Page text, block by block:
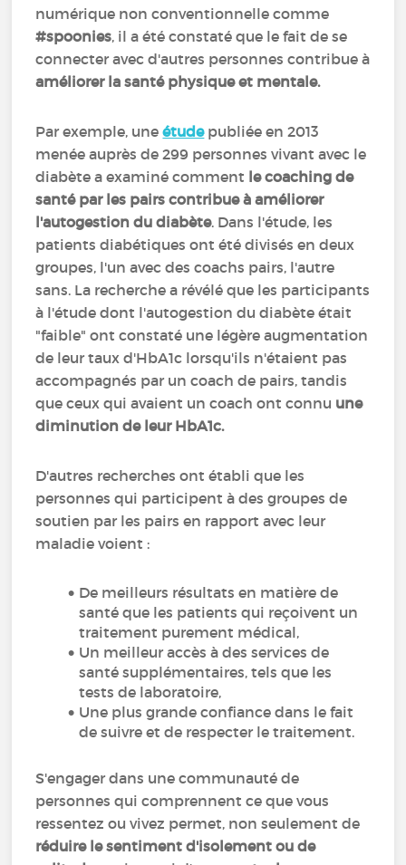
numérique non conventionnelle comme
#spoonies, il a été constaté que le fait de se
connecter avec d'autres personnes contribue à
améliorer la santé physique et mentale.
Par exemple, uneétudepubliée en 2013
menée auprès de 299 personnes vivant avec le
diabète a examiné comment le coaching de
santé par les pairs contribue à améliorer
l'autogestion du diabète. Dans l'étude, les
patients diabétiques ont été divisés en deux
groupes, l'un avec des coachs pairs, l'autre
sans. La recherche a révélé que les participants
à l'étude dont l'autogestion du diabète était
"faible" ont constaté une légère augmentation
de leur taux d'HbA1c lorsqu'ils n'étaient pas
accompagnés par un coach de pairs, tandis
que ceux qui avaient un coach ont connu une
diminution de leur HbA1c.
D'autres recherches ont établi que les
personnes qui participent à des groupes de
soutien par les pairs en rapport avec leur
maladie voient :
De meilleurs résultats en matière de
santé que les patients qui reçoivent un
traitement purement médical,
Un meilleur accès à des services de
santé supplémentaires, tels que les
tests de laboratoire,
Une plus grande confiance dans le fait
de suivre et de respecter le traitement.
S'engager dans une communauté de
personnes qui comprennent ce que vous
ressentez ou vivez permet, non seulement de
réduire le sentiment d'isolement ou de